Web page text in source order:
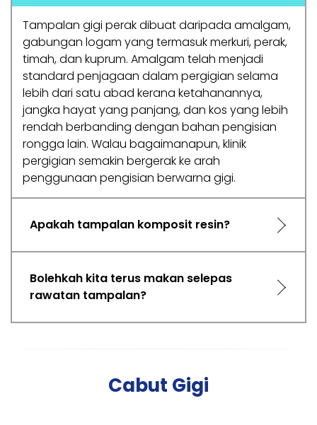
Tampalan gigi perak dibuat daripada amalgam,
gabungan logam yang termasuk merkuri, perak,
timah, dan kuprum. Amalgam telah menjadi
standard penjagaan dalam pergigian selama
lebih dari satu abad kerana ketahanannya,
jangka hayat yang panjang, dan kos yang lebih
rendah berbanding dengan bahan pengisian
rongga lain. Walau bagaimanapun, klinik
pergigian semakin bergerak ke arah
penggunaan pengisian berwarna gigi.
Apakah tampalan komposit resin?
Bolehkah kita terus makan selepas
rawatan tampalan?
Cabut Gigi